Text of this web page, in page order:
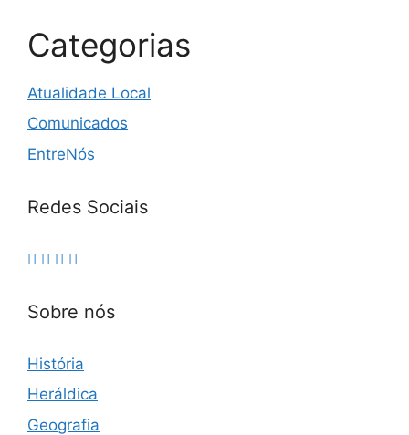
Categorias
Atualidade Local
Comunicados
EntreNós
Redes Sociais
Sobre nós
História
Heráldica
Geografia